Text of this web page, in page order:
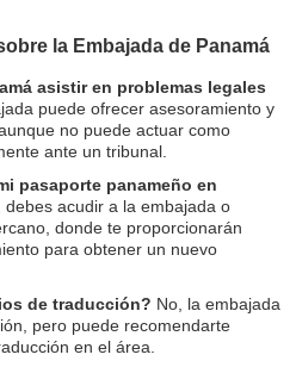
la Embajada de Panamá
asistir en problemas legales
puede ofrecer asesoramiento y
no puede actuar como
ante un tribunal.
pasaporte panameño en
debes acudir a la embajada o
donde te proporcionarán
para obtener un nuevo
de traducción? No, la embajada
pero puede recomendarte
en el área.